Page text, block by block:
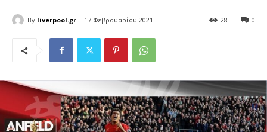
By liverpool.gr 17 Φεβρουαρίου 2021 0
28